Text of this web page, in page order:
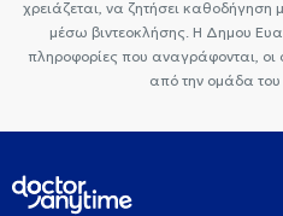
χρειάζεται, να ζητήσει καθοδήγηση
μέσω βιντεοκλήσης. Η Δημου
πληροφορίες που αναγράφονται, οι
από την ομάδα